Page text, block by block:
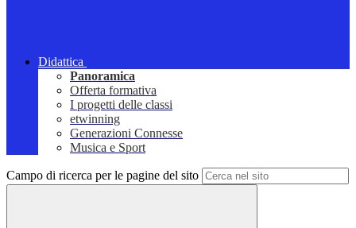
Didattica
Panoramica
Offerta formativa
I progetti delle classi
etwinning
Generazioni Connesse
Musica e Sport
Campo di ricerca per le pagine del sito